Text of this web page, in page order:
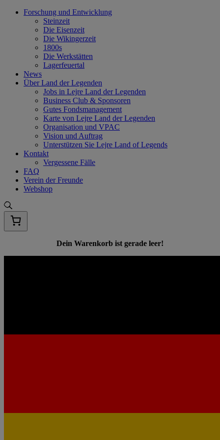
Skip
Forschung und Entwicklung
Steinzeit
Die Eisenzeit
Die Wikingerzeit
1800s
Die Werkstätten
Lagerfeuertal
News
Über Land der Legenden
Jobs in Lejre Land der Legenden
Business Club & Sponsoren
Gutes Fondsmanagement
Karte von Lejre Land der Legenden
Organisation und VPAC
Vision und Auftrag
Unterstützen Sie Lejre Land of Legends
Kontakt
Vergessene Fälle
FAQ
Verein der Freunde
Webshop
Dein Warenkorb ist gerade leer!